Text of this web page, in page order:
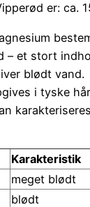
er: ca.
– et stort
blødt vand.
i tyske
Karakteristik
meget blødt
blødt